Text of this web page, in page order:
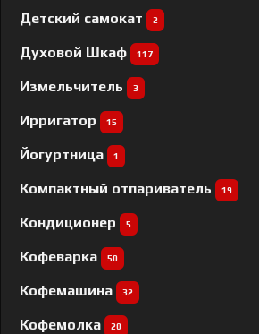
Детский самокат 2
Духовой Шкаф 117
Измельчитель 3
Ирригатор 15
Йогуртница 1
Компактный отпариватель 19
Кондиционер 5
Кофеварка 50
Кофемашина 32
Кофемолка 20